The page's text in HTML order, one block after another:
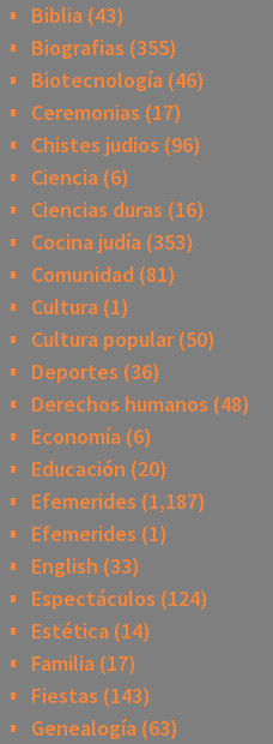
Biblia(43)
Biografias (355)
Biotecnología(46)
Ceremonias (17)
Chistes judios (96)
Ciencia(6)
Ciencias duras (16)
Cocina judía(353)
Comunidad(81)
Cultura(1)
Cultura popular(50)
Deportes (36)
Derechos humanos (48)
Economía(6)
Educación (20)
Efemerides (1,187)
Efemerides (1)
English (33)
Espectáculos (124)
Estética(14)
Familia(17)
Fiestas (143)
Genealogía(63)